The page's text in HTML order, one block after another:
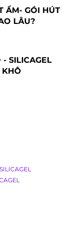
ẨM- GÓI HÚT
LÂU?
SILICAGEL
KHÔ